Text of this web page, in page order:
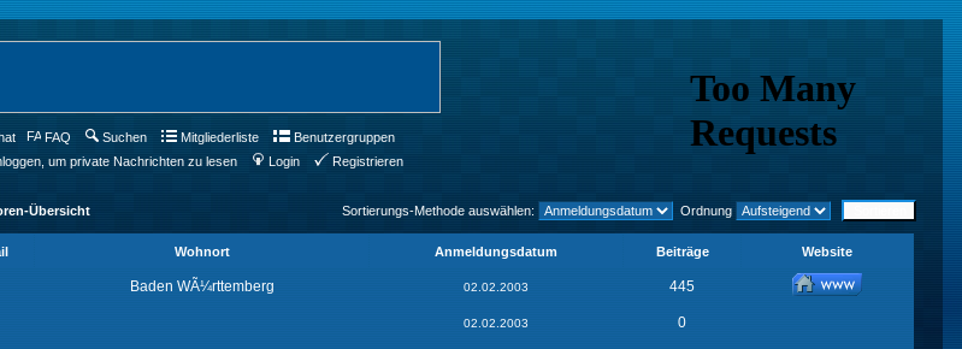
FAQ Suchen Mitgliederliste
Benutzergruppen
um private Nachrichten zu lesen Login Registrieren
Übersicht Sortierungs-Methode auswählen: Ordnung
Wohnort Anmeldungsdatum Beiträge Website
Baden WÃ¼rttemberg 02.02.2003 445
02.02.2003 0